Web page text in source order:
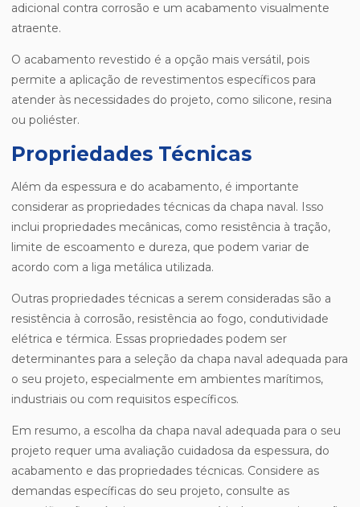
adicional contra corrosão e um acabamento visualmente
atraente.
O acabamento revestido é a opção mais versátil, pois
permite a aplicação de revestimentos específicos para
atender às necessidades do projeto, como silicone, resina
ou poliéster.
Propriedades Técnicas
Além da espessura e do acabamento, é importante
considerar as propriedades técnicas da chapa naval. Isso
inclui propriedades mecânicas, como resistência à tração,
limite de escoamento e dureza, que podem variar de
acordo com a liga metálica utilizada.
Outras propriedades técnicas a serem consideradas são a
resistência à corrosão, resistência ao fogo, condutividade
elétrica e térmica. Essas propriedades podem ser
determinantes para a seleção da chapa naval adequada para
o seu projeto, especialmente em ambientes marítimos,
industriais ou com requisitos específicos.
Em resumo, a escolha da chapa naval adequada para o seu
projeto requer uma avaliação cuidadosa da espessura, do
acabamento e das propriedades técnicas. Considere as
demandas específicas do seu projeto, consulte as